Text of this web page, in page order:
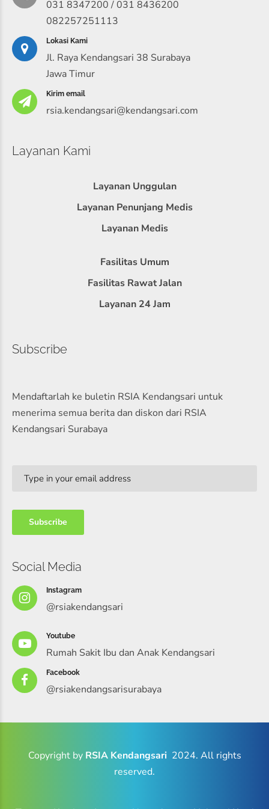
031 8347200 / 031 8436200
082257251113
Lokasi Kami
Jl. Raya Kendangsari 38 Surabaya
Jawa Timur
Kirim email
rsia.kendangsari@kendangsari.com
Layanan Kami
Layanan Unggulan
Layanan Penunjang Medis
Layanan Medis
Fasilitas Umum
Fasilitas Rawat Jalan
Layanan 24 Jam
Subscribe
Mendaftarlah ke buletin RSIA Kendangsari untuk
menerima semua berita dan diskon dari RSIA
Kendangsari Surabaya
Social Media
Instagram
@rsiakendangsari
Youtube
Rumah Sakit Ibu dan Anak Kendangsari
Facebook
@rsiakendangsarisurabaya
Copyright by RSIA Kendangsari 2024. All rights
reserved.